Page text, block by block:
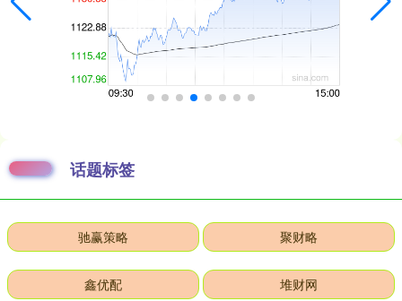
话题标签
驰赢策略 聚财略
鑫优配 堆财网